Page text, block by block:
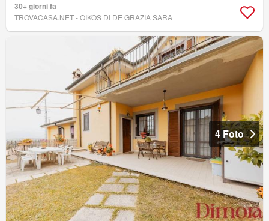
30+ giorni fa
TROVACASA.NET - OIKOS DI DE GRAZIA SARA
4 Foto